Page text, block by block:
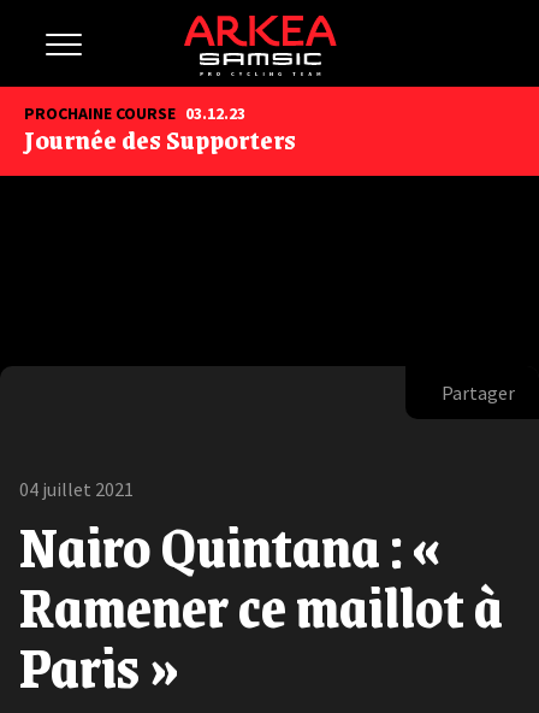
PROCHAINE COURSE 03.12.23
Journée des Supporters
Partager
04 juillet 2021
Nairo Quintana : «
Ramener ce maillot à
Paris »